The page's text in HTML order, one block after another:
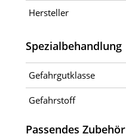
Hersteller
Spezialbehandlung
Gefahrgutklasse
Gefahrstoff
Passendes Zubehör